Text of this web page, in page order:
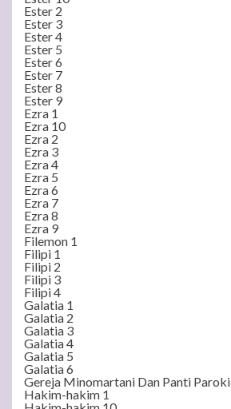
Ester 2
Ester 3
Ester 4
Ester 5
Ester 6
Ester 7
Ester 8
Ester 9
Ezra 1
Ezra 10
Ezra 2
Ezra 3
Ezra 4
Ezra 5
Ezra 6
Ezra 7
Ezra 8
Ezra 9
Filemon 1
Filipi 1
Filipi 2
Filipi 3
Filipi 4
Galatia 1
Galatia 2
Galatia 3
Galatia 4
Galatia 5
Galatia 6
Gereja Minomartani Dan Panti Paroki
Hakim-hakim 1